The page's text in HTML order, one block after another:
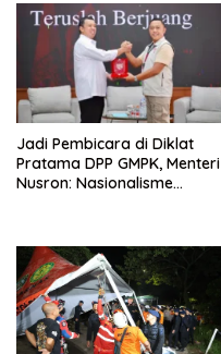
Jadi Pembicara di Diklat
Pratama DPP GMPK, Menteri
Nusron: Nasionalisme